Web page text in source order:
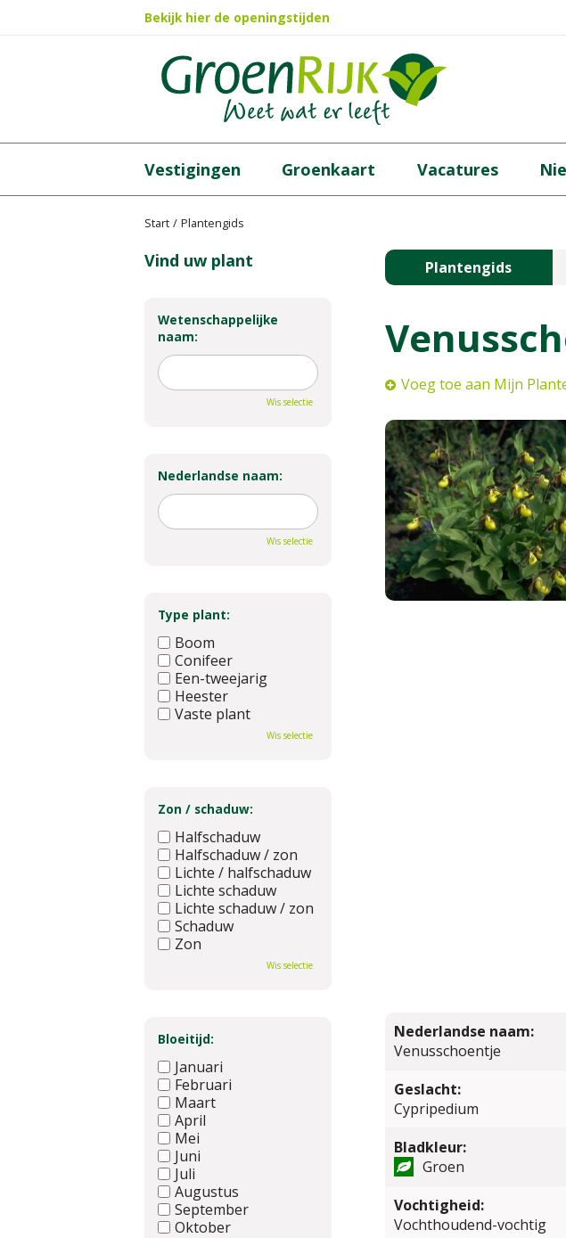
Start Plantengids
Bekijk hier de openingstijden
Vestigingen Groenkaart Vacatures
Plantengids
Voeg toe aan Mijn
Nederlandse naam:
Venusschoentje
Geslacht:
Cypripedium
Bladkleur:
Groen
Vochtigheid:
Vochthoudend-vochtig
Vind uw plant
Wetenschappelijke
naam:
Wis selectie
Nederlandse naam:
Wis selectie
Type plant:
Boom
Conifeer
Een-tweejarig
Heester
Vaste plant
Wis selectie
Zon / schaduw:
Halfschaduw
Halfschaduw / zon
Lichte / halfschaduw
Lichte schaduw
Lichte schaduw / zon
Schaduw
Zon
Wis selectie
Bloeitijd:
Januari
Februari
Maart
April
Mei
Juni
Juli
Augustus
September
Oktober